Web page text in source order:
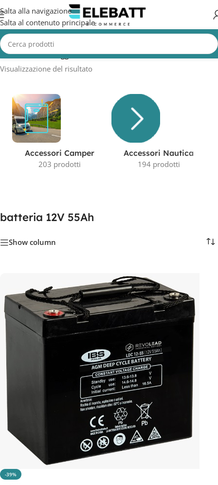
Salta alla navigazione
Salta al contenuto principale
Home/Prodotti taggati “batteria 12V 55Ah”
Visualizzazione del risultato
Accessori Camper
203 prodotti
Accessori Nautica
194 prodotti
batteria 12V 55Ah
Show column
-39%